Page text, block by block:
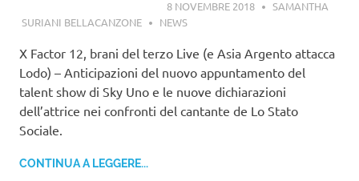
8 NOVEMBRE 2018
SAMANTHA
SURIANI BELLACANZONE
NEWS
X Factor 12, brani del terzo Live (e Asia Argento attacca
Lodo) – Anticipazioni del nuovo appuntamento del
talent show di Sky Uno e le nuove dichiarazioni
dell’attrice nei confronti del cantante de Lo Stato
Sociale.
CONTINUA A LEGGERE...